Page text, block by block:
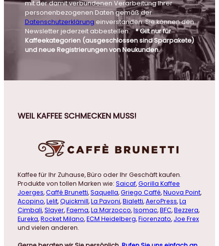
mit der damit verbundenen Verarbeitung Ihrer
personenbezogenen Daten gemäß der
Datenschutzerklärung einverstanden. Sie können den
Newsletter jederzeit abbestellen.* Gilt nur für
Kaffeekategorien (ausgeschlossen sind Sparpakete)
und neue Registrierungen von Neukunden.
WEIL KAFFEE SCHMECKEN MUSS!
Kaffee für Ihr Zuhause, Büro oder Ihr Geschäft kaufen.
Produkte von tollen Marken wie: Saicaf,Gorilla Kaffee
Joerges,Caffé Brunetti,Saquella,Griego Caffé,Nuova Point,
Acopino,Lelit,Quickmill,La Pavoni,Bialetti,AeroPress,La
Cimbali,Slayer,Faema,La Marzocco,Isomac,BFC,Bezzera,
Eureka,Rocket Milano,ECM Heidelberg,Fiorenzato, Joe Frex
und vielen anderen.